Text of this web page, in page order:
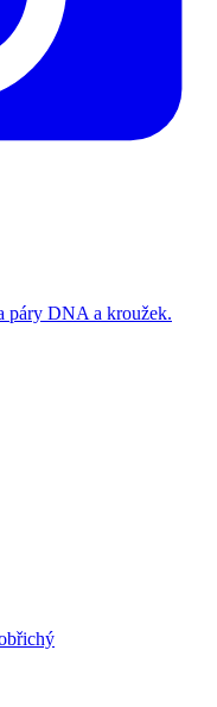
páry DNA a kroužek.